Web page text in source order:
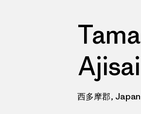
Tama
Ajisai
西多摩郡, Japan